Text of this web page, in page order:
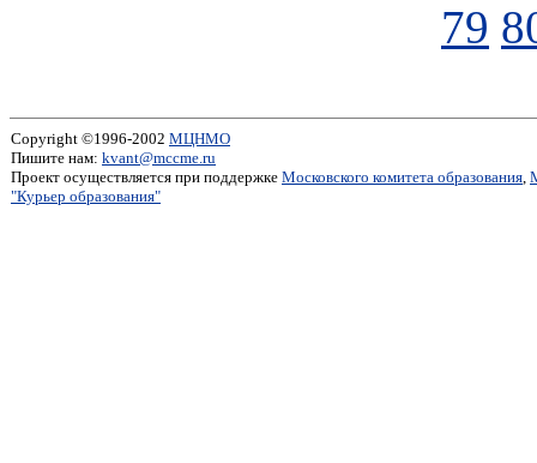
79
Copyright ©1996-2002 МЦНМО
Пишите нам: kvant@mccme.ru
Проект осуществляется при поддержке Московского комитета образования,
"Курьер образования"